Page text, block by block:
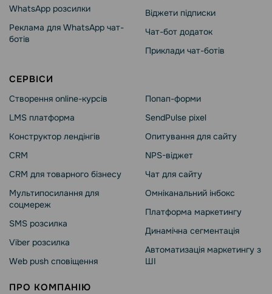
WhatsApp розсилки
Реклама для WhatsApp чат-
ботів
Віджети підписки
Чат-бот додаток
Приклади чат-ботів
СЕРВІСИ
Створення online-курсів
LMS платформа
Конструктор лендінгів
CRM
CRM для товарного бізнесу
Мультипосилання для
соцмереж
SMS розсилка
Viber розсилка
Web push сповіщення
Попап-форми
SendPulse pixel
Опитування для сайту
NPS-віджет
Чат для сайту
Омніканальний інбокс
Платформа маркетингу
Динамічна сегментація
Автоматизація маркетингу з
ШІ
ПРО КОМПАНІЮ